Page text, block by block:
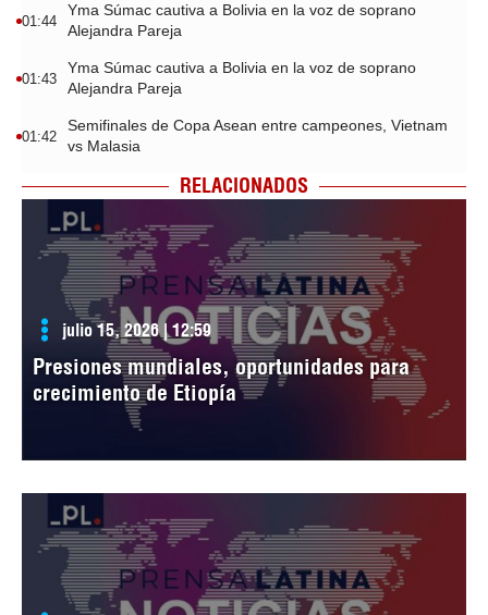
01:44
Yma Súmac cautiva a Bolivia en la voz de soprano
Alejandra Pareja
01:43
Yma Súmac cautiva a Bolivia en la voz de soprano
Alejandra Pareja
01:42
Semifinales de Copa Asean entre campeones, Vietnam
vs Malasia
RELACIONADOS
julio 15, 2026 | 12:59
Presiones mundiales, oportunidades para
crecimiento de Etiopía